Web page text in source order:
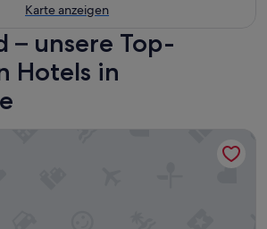
Karte anzeigen
– unsere Top-
Hotels in